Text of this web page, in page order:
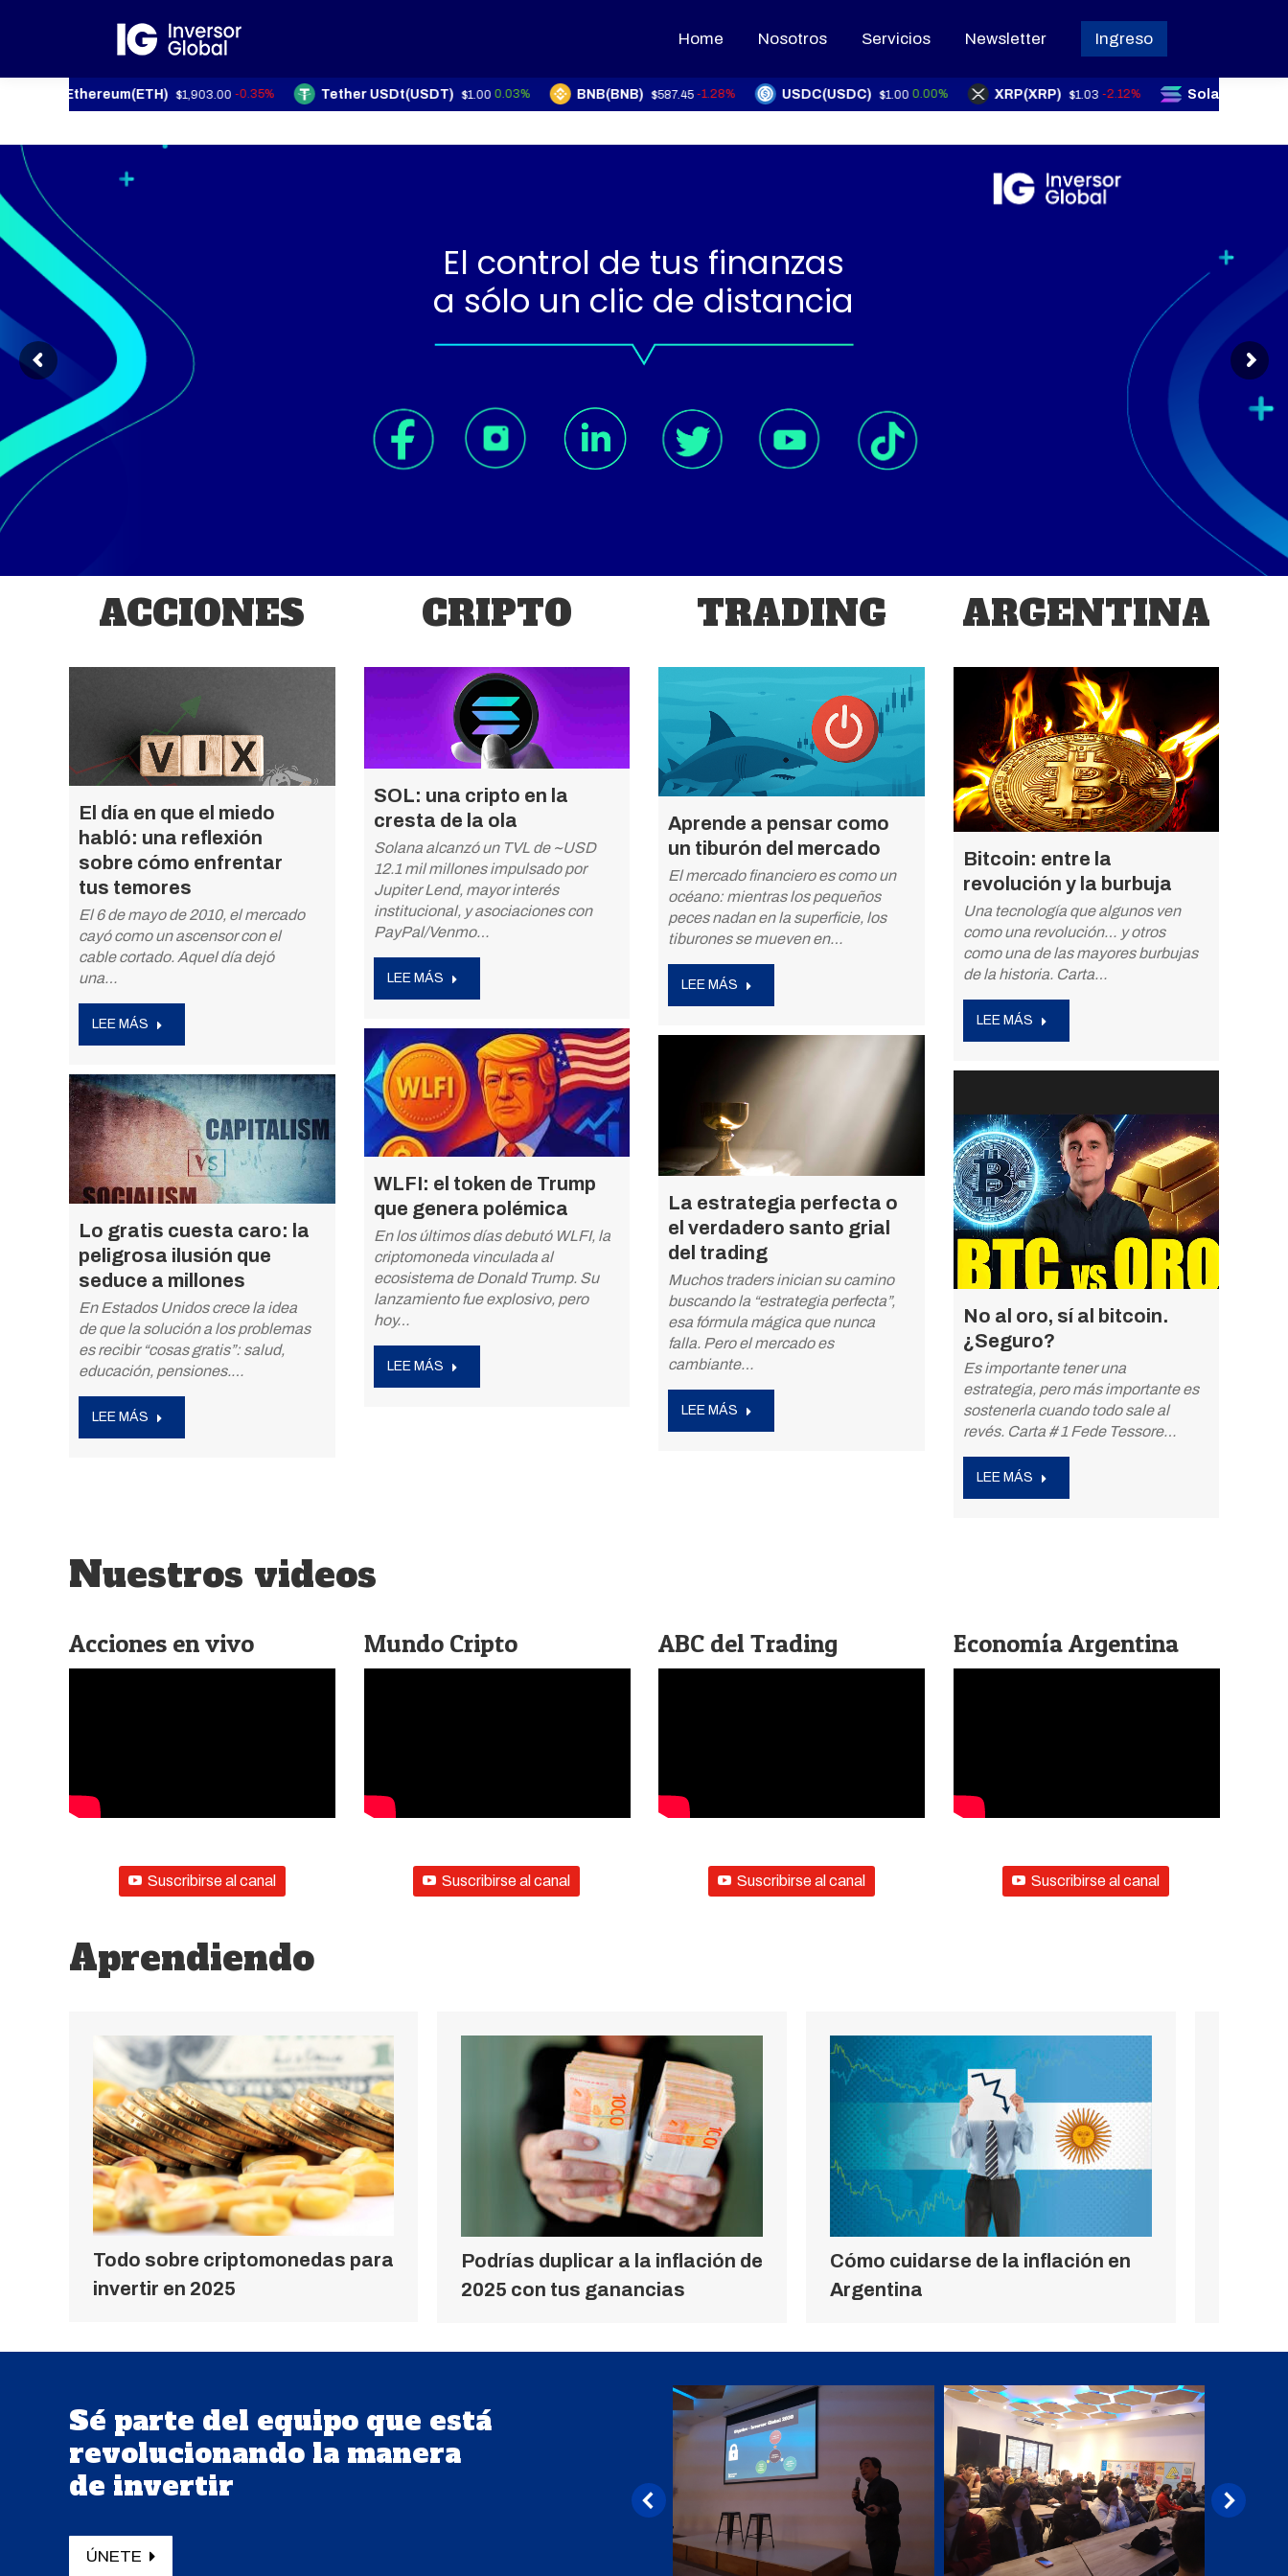
Home Nosotros Servicios Newsletter Ingreso
Ethereum(ETH) $1,903.00 -0.35% Tether USDt(USDT) $1.00 0.03% BNB(BNB) $587.45 -1.28% USDC(USDC) $1.00 0.00% XRP(XRP) $1.03 -2.12% Solana(SOL)
El control de tus finanzas
a sólo un clic de distancia
ACCIONES
El día en que el miedo
habló: una reflexión
sobre cómo enfrentar
tus temores
El 6 de mayo de 2010, el mercado
cayó como un ascensor con el
cable cortado. Aquel día dejó
una…
LEE MÁS
Lo gratis cuesta caro: la
peligrosa ilusión que
seduce a millones
En Estados Unidos crece la idea
de que la solución a los problemas
es recibir “cosas gratis”: salud,
educación, pensiones.…
LEE MÁS
CRIPTO
SOL: una cripto en la
cresta de la ola
Solana alcanzó un TVL de ~USD
12.1 mil millones impulsado por
Jupiter Lend, mayor interés
institucional, y asociaciones con
PayPal/Venmo…
LEE MÁS
WLFI: el token de Trump
que genera polémica
En los últimos días debutó WLFI, la
criptomoneda vinculada al
ecosistema de Donald Trump. Su
lanzamiento fue explosivo, pero
hoy…
LEE MÁS
TRADING
Aprende a pensar como
un tiburón del mercado
El mercado financiero es como un
océano: mientras los pequeños
peces nadan en la superficie, los
tiburones se mueven en…
LEE MÁS
La estrategia perfecta o
el verdadero santo grial
del trading
Muchos traders inician su camino
buscando la “estrategia perfecta”,
esa fórmula mágica que nunca
falla. Pero el mercado es
cambiante…
LEE MÁS
ARGENTINA
Bitcoin: entre la
revolución y la burbuja
Una tecnología que algunos ven
como una revolución… y otros
como una de las mayores burbujas
de la historia. Carta…
LEE MÁS
No al oro, sí al bitcoin.
¿Seguro?
Es importante tener una
estrategia, pero más importante es
sostenerla cuando todo sale al
revés. Carta # 1 Fede Tessore…
LEE MÁS
Nuestros videos
Acciones en vivo
Suscribirse al canal
Mundo Cripto
Suscribirse al canal
ABC del Trading
Suscribirse al canal
Economía Argentina
Suscribirse al canal
Aprendiendo
Todo sobre criptomonedas para
invertir en 2025
Podrías duplicar a la inflación de
2025 con tus ganancias
Cómo cuidarse de la inflación en
Argentina
Sé parte del equipo que está
revolucionando la manera
de invertir
ÚNETE
Home Nosotros Servicios Newsletter Ingreso